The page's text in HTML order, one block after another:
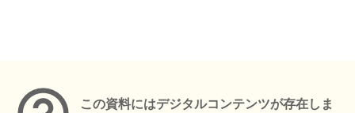
この資料にはデジタルコンテンツが存在しま